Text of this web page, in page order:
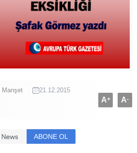
Manşet 21.12.2015
A+ A-
ABONE OL